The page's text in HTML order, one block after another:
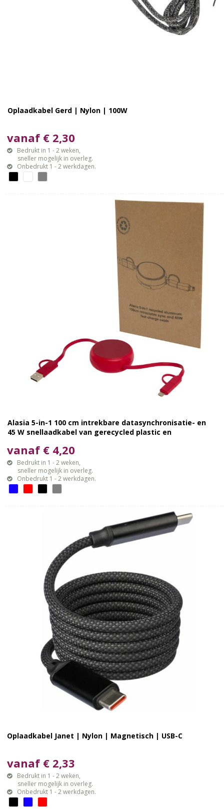
Oplaadkabel Gerd | Nylon | 100W
vanaf € 2,30
Bedrukt in 1 - 2 weken,
sneller mogelijk in overleg.
Onbedrukt 1 - 2 werkdagen.
Alasia 5-in-1 100 cm intrekbare datasynchronisatie- en
45 W snellaadkabel van gerecycled plastic en
vanaf € 4,20
Bedrukt in 1 - 2 weken,
sneller mogelijk in overleg.
Onbedrukt 1 - 2 werkdagen.
Oplaadkabel Janet | Nylon | Magnetisch | USB-C
vanaf € 2,33
Bedrukt in 1 - 2 weken,
sneller mogelijk in overleg.
Onbedrukt 1 - 2 werkdagen.